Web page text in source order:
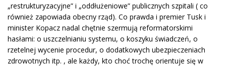
„restrukturyzacyjne” i „oddłużeniowe” publicznych szpitali ( co
również zapowiada obecny rząd). Co prawda i premier Tusk i
minister Kopacz nadal chętnie szermują reformatorskimi
hasłami: o uszczelnianiu systemu, o koszyku świadczeń, o
rzetelnej wycenie procedur, o dodatkowych ubezpieczeniach
zdrowotnych itp. , ale każdy, kto choć trochę orientuje się w